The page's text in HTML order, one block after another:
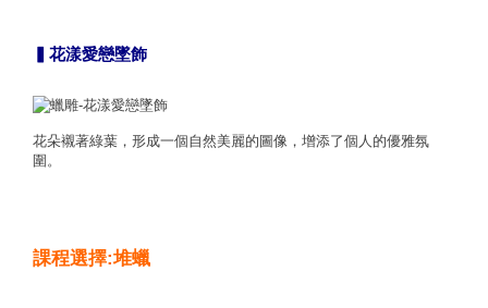
▍花漾愛戀墜飾
花朵襯著綠葉，形成一個自然美麗的圖像，增添了個人的優雅氛
圍。
課程選擇:堆蠟